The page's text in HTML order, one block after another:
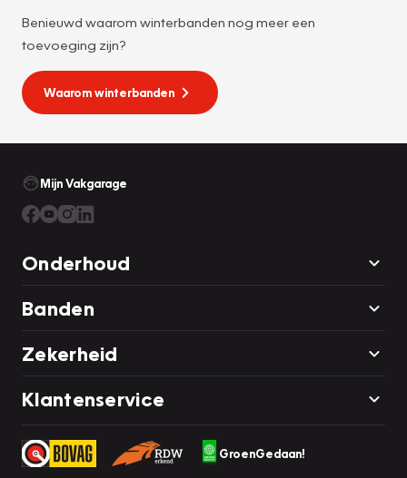
Benieuwd waarom winterbanden nog meer een
toevoeging zijn?
Waarom winterbanden
Mijn Vakgarage
Onderhoud
Banden
Zekerheid
Klantenservice
GroenGedaan!